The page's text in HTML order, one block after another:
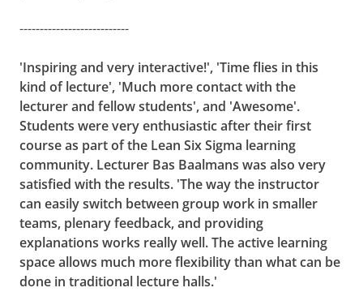
---------------------------
'Inspiring and very interactive!', 'Time flies in this
kind of lecture', 'Much more contact with the
lecturer and fellow students', and 'Awesome'.
Students were very enthusiastic after their first
course as part of the Lean Six Sigma learning
community. Lecturer Bas Baalmans was also very
satisfied with the results. 'The way the instructor
can easily switch between group work in smaller
teams, plenary feedback, and providing
explanations works really well. The active learning
space allows much more flexibility than what can be
done in traditional lecture halls.'